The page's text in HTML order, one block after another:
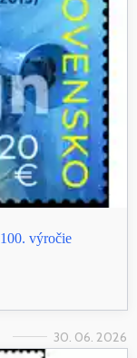
výročie
30. 06. 2026